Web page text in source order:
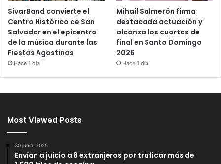
SivarBand convierte el
Centro Histórico de San
Salvador en el epicentro
de la música durante las
Fiestas Agostinas
Hace 1 día
Mihail Salmerón firma
destacada actuación y
alcanza los cuartos de
final en Santo Domingo
2026
Hace 1 día
Most Viewed Posts
30 junio, 2025
Envían a juicio a 8 extranjeros por traficar más de